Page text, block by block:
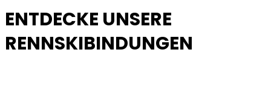
ENTDECKE UNSERE
RENNSKIBINDUNGEN